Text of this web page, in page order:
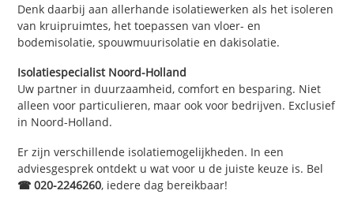
Denk daarbij aan allerhande isolatiewerken als het isoleren
van kruipruimtes, het toepassen van vloer- en
bodemisolatie, spouwmuurisolatie en dakisolatie.
Isolatiespecialist Noord-Holland
Uw partner in duurzaamheid, comfort en besparing. Niet
alleen voor particulieren, maar ook voor bedrijven. Exclusief
in Noord-Holland.
Er zijn verschillende isolatiemogelijkheden. In een
adviesgesprek ontdekt u wat voor u de juiste keuze is. Bel
☎ 020-2246260, iedere dag bereikbaar!